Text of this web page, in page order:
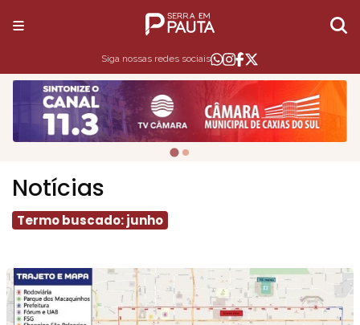
Siga nossas redes sociais
Notícias
Termo buscado: junho